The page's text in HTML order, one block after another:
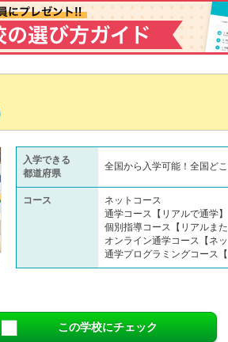
入学できる
都道府県
全国から入学可能！全国ど
コース
ネットコース
通学コース【リアルで通学】
個別指導コース【リアルまた
オンライン通学コース【ネッ
通学プログラミングコース【
この学校にチェック